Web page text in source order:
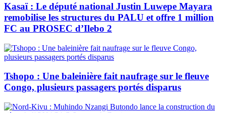
Kasaï : Le député national Justin Luwepe Mayara
remobilise les structures du PALU et offre 1 million
FC au PROSEC d’Ilebo 2
Tshopo : Une baleinière fait naufrage sur le fleuve
Congo, plusieurs passagers portés disparus